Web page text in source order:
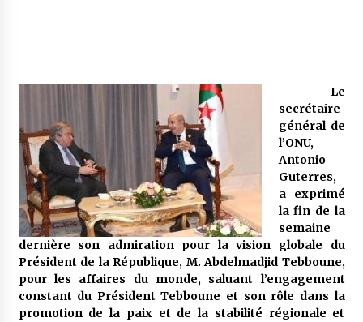
5 ans ago
Le monstrueux vieillard (Un récit du Sud
5 ans ago
Rencontre nocturne dans le désert (Un conte
touareg)
5 ans ago
Un conte targui/ Quand la tête est vide
5 ans ago
Le
secrétaire
général de
l’ONU,
Antonio
Guterres,
a exprimé
la fin de la
semaine
dernière son admiration pour la vision globale du
Président de la République, M. Abdelmadjid Tebboune,
pour les affaires du monde, saluant l’engagement
constant du Président Tebboune et son rôle dans la
promotion de la paix et de la stabilité régionale et